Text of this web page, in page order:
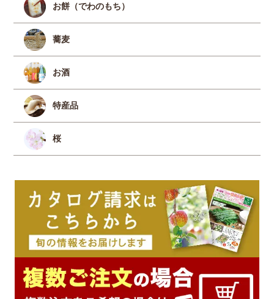
お餅（でわのもち）
蕎麦
お酒
特産品
桜